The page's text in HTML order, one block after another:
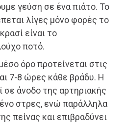
γεύση σε ένα πιάτο. Το
λίγες μόνο φορές το
είναι το
ποτό.
όρο προτείνεται στις
7-8 ώρες κάθε βράδυ. Η
σε άνοδο της αρτηριακής
στρες, ενώ παράλληλα
πείνας και επιβραδύνει